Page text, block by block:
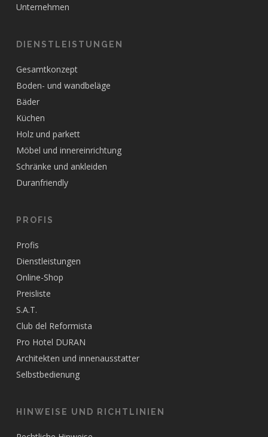
Unternehmen
DIENSTLEISTUNGEN
Gesamtkonzept
Boden- und wandbeläge
Bäder
Küchen
Holz und parkett
Möbel und innereinrichtung
Schränke und ankleiden
Duranfriendly
PROFIS
Profis
Dienstleistungen
Online-Shop
Preisliste
S.A.T.
Club del Reformista
Pro Hotel DURAN
Architekten und innenausstatter
Selbstbedienung
HINWEISE UND RICHTLINIEN